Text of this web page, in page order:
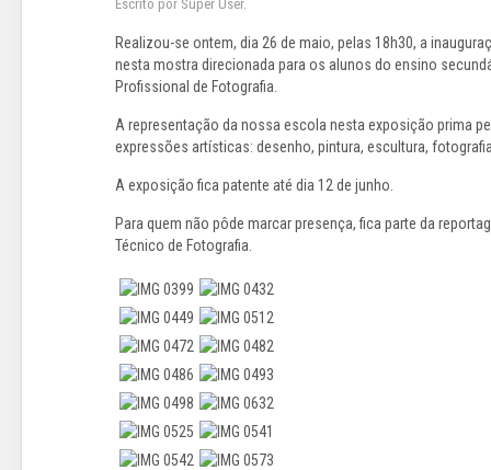
Escrito por Super User.
Realizou-se ontem, dia 26 de maio, pelas 18h30, a
nesta mostra direcionada para os alunos do ensino
Profissional de Fotografia.
A representação da nossa escola nesta exposição prima
expressões artísticas: desenho, pintura, escultura,
A exposição fica patente até dia 12 de junho.
Para quem não pôde marcar presença, fica parte da
Técnico de Fotografia.